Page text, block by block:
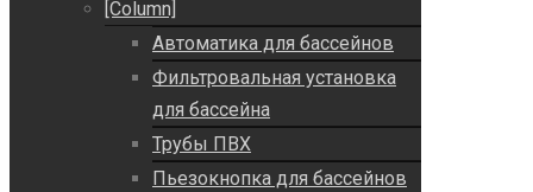
[Column]
Автоматика для бассейнов
Фильтровальная установка
для бассейна
Трубы ПВХ
Пьезокнопка для бассейнов